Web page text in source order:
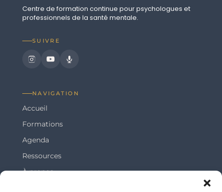
Centre de formation continue pour psychologues et
professionnels de la santé mentale.
SUIVRE
NAVIGATION
Accueil
Formations
Agenda
Ressources
À propos